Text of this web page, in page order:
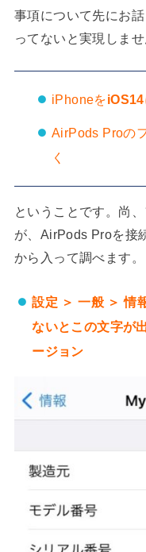
事項について先にお
ってないと実現しませ
iPhoneをiOS14
AirPods Proの
く
ということです。尚
が、AirPods Proを接
から入って調べます。
設定 ＞ 一般 ＞ 情
ないとこの文字が
ージョン